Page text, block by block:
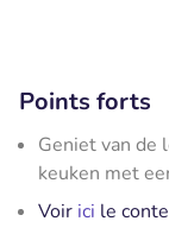
Points forts
Geniet van de
keuken met
Voir ici le